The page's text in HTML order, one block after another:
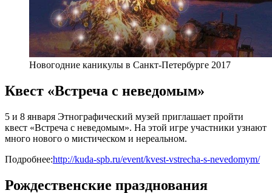
Новогодние каникулы в Санкт-Петербурге 2017
Квест «Встреча с неведомым»
5 и 8 января Этнографический музей приглашает пройти
квест «Встреча с неведомым». На этой игре участники узнают
много нового о мистическом и нереальном.
Подробнее:http://kuda-spb.ru/event/kvest-vstrecha-s-nevedomym/
Рождественские празднования